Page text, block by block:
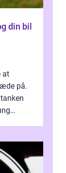
din bil
at
på.